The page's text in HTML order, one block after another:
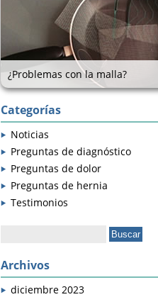
¿Problemas con la malla?
Categorías
Noticias
Preguntas de diagnóstico
Preguntas de dolor
Preguntas de hernia
Testimonios
Archivos
diciembre 2023